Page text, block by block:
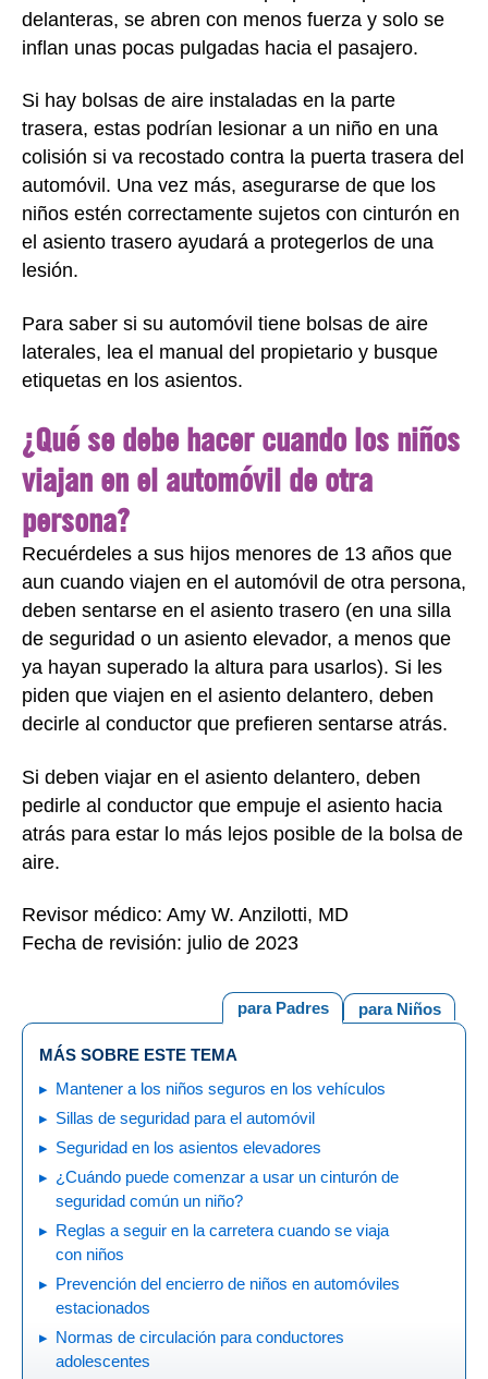
delanteras, se abren con menos fuerza y solo se
inflan unas pocas pulgadas hacia el pasajero.
Si hay bolsas de aire instaladas en la parte
trasera, estas podrían lesionar a un niño en una
colisión si va recostado contra la puerta trasera del
automóvil. Una vez más, asegurarse de que los
niños estén correctamente sujetos con cinturón en
el asiento trasero ayudará a protegerlos de una
lesión.
Para saber si su automóvil tiene bolsas de aire
laterales, lea el manual del propietario y busque
etiquetas en los asientos.
¿Qué se debe hacer cuando los niños
viajan en el automóvil de otra
persona?
Recuérdeles a sus hijos menores de 13 años que
aun cuando viajen en el automóvil de otra persona,
deben sentarse en el asiento trasero (en una silla
de seguridad o un asiento elevador, a menos que
ya hayan superado la altura para usarlos). Si les
piden que viajen en el asiento delantero, deben
decirle al conductor que prefieren sentarse atrás.
Si deben viajar en el asiento delantero, deben
pedirle al conductor que empuje el asiento hacia
atrás para estar lo más lejos posible de la bolsa de
aire.
Revisor médico: Amy W. Anzilotti, MD
Fecha de revisión: julio de 2023
para Niños
para Padres
MÁS SOBRE ESTE TEMA
Mantener a los niños seguros en los vehículos
Sillas de seguridad para el automóvil
Seguridad en los asientos elevadores
¿Cuándo puede comenzar a usar un cinturón de
seguridad común un niño?
Reglas a seguir en la carretera cuando se viaja
con niños
Prevención del encierro de niños en automóviles
estacionados
Normas de circulación para conductores
adolescentes